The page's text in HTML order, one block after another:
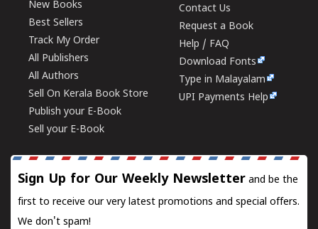
New Books
Best Sellers
Track My Order
All Publishers
All Authors
Sell On Kerala Book Store
Publish your E-Book
Sell your E-Book
Contact Us
Request a Book
Help / FAQ
Download Fonts
Type in Malayalam
UPI Payments Help
Sign Up for Our Weekly Newsletter and be the
first to receive our very latest promotions and special offers.
We don't spam!